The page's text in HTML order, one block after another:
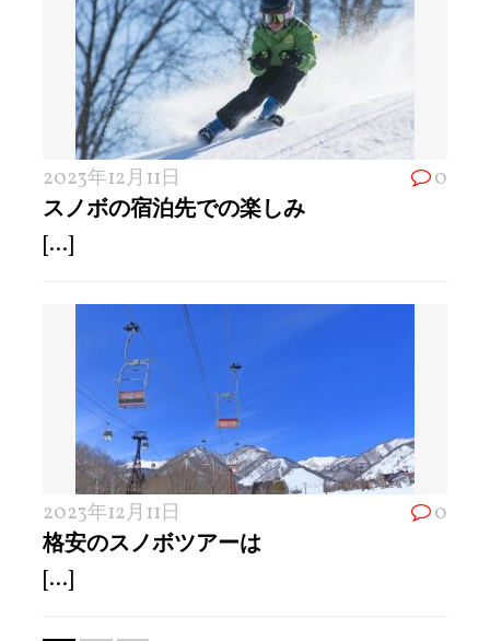
2023年12月11日 0
スノボの宿泊先での楽しみ
[...]
2023年12月11日 0
格安のスノボツアーは
[...]